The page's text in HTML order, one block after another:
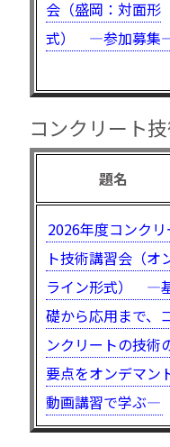
会（盛岡：対面形
式） —参加募集
コンクリート
題名
2026年度コンクリ
ト技術講習会（オ
ライン形式） —
礎から応用まで、
ンクリートの技術
要点をオンデマン
動画講習で学ぶ—